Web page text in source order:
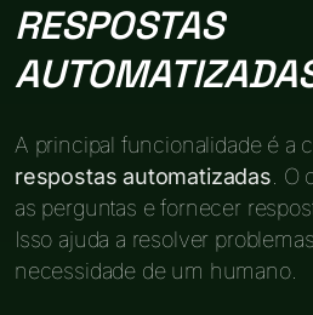
RESPOSTAS
A principal funcionalidade é a
respostas automatizadas .
as perguntas e fornecer
Isso ajuda a resolver
necessidade de um humano.